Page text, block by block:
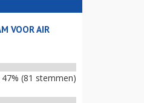
VOOR AIR
47% (81 stemmen)